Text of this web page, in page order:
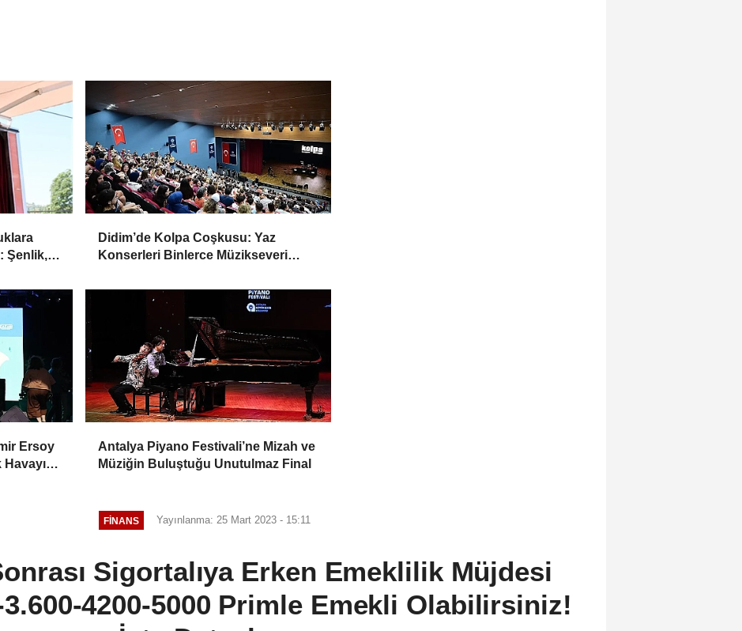
Şenlik,
Didim’de Kolpa Coşkusu: Yaz
Konserleri Binlerce Müzikseveri
Ersoy
Havayı
Antalya Piyano Festivali’ne Mizah ve
Müziğin Buluştuğu Unutulmaz Final
FINANS Yayınlanma: 25 Mart 2023 - 15:11
Sigortalıya Erken Emeklilik Müjdesi
4200-5000 Primle Emekli Olabilirsiniz!